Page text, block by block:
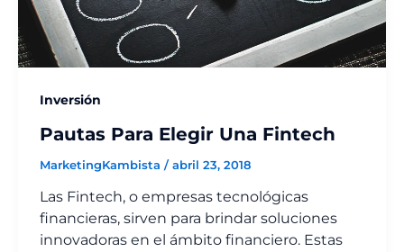
Inversión
Pautas Para Elegir Una Fintech
MarketingKambista /abril 23, 2018
Las Fintech, o empresas tecnológicas
financieras, sirven para brindar soluciones
innovadoras en el ámbito financiero. Estas